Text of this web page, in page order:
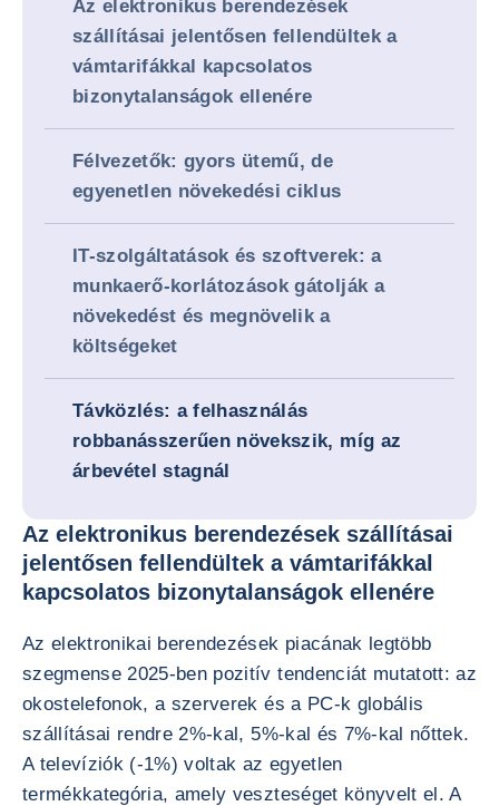
Az elektronikus berendezések
szállításai jelentősen fellendültek a
vámtarifákkal kapcsolatos
bizonytalanságok ellenére
Félvezetők: gyors ütemű, de
egyenetlen növekedési ciklus
IT-szolgáltatások és szoftverek: a
munkaerő-korlátozások gátolják a
növekedést és megnövelik a
költségeket
Távközlés: a felhasználás
robbanásszerűen növekszik, míg az
árbevétel stagnál
Az elektronikus berendezések szállításai
jelentősen fellendültek a vámtarifákkal
kapcsolatos bizonytalanságok ellenére
Az elektronikai berendezések piacának legtöbb
szegmense 2025-ben pozitív tendenciát mutatott: az
okostelefonok, a szerverek és a PC-k globális
szállításai rendre 2%-kal, 5%-kal és 7%-kal nőttek.
A televíziók (-1%) voltak az egyetlen
termékkategória, amely veszteséget könyvelt el. A